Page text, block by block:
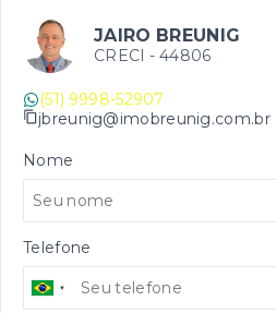
JAIRO BREUNIG
CRECI - 44806
(51) 9998-52907
jbreunig@imobreunig.com.br
Nome
Telefone